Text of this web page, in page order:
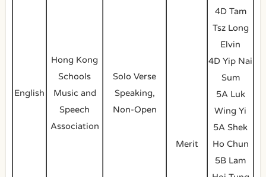
English
Hong Kong
Schools
Music and
Speech
Association
Solo Verse
Speaking,
Non-Open
Merit
4D Tam
Tsz Long
Elvin
4D Yip Nai
Sum
5A Luk
Wing Yi
5A Shek
Ho Chun
5B Lam